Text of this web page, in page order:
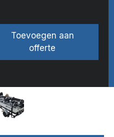
Toevoegen aan
offerte